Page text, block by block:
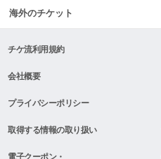
海外のチケット
チケ流利用規約
会社概要
プライバシーポリシー
取得する情報の取り扱い
電子クーポン・